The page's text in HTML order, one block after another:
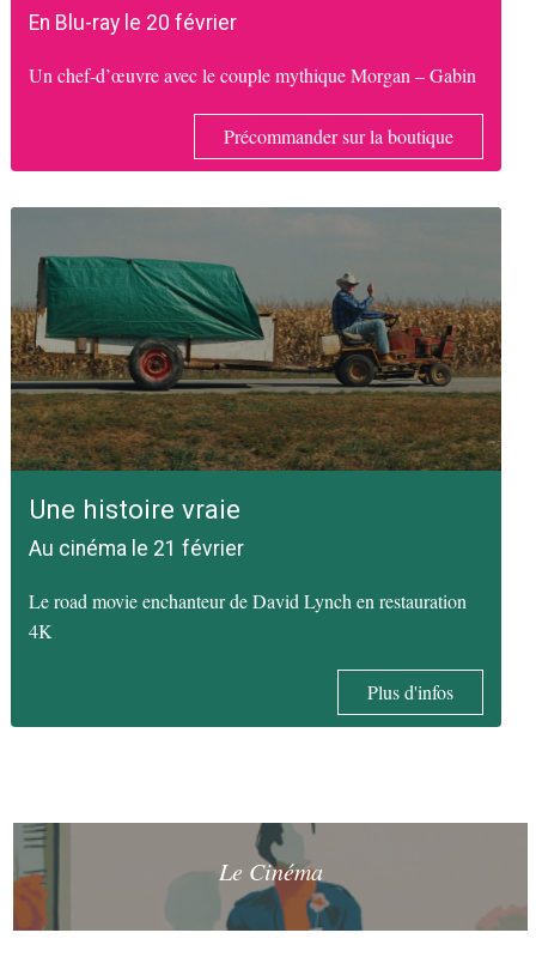
En Blu-ray le 20 février
Un chef-d’œuvre avec le couple mythique Morgan – Gabin
Précommander sur la boutique
Une histoire vraie
Au cinéma le 21 février
Le road movie enchanteur de David Lynch en restauration
4K
Plus d'infos
Le Cinéma